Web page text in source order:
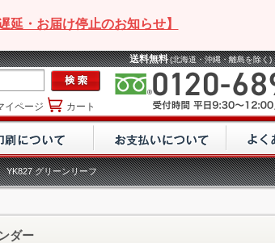
延・お届け停止のお知らせ】
送料無料 (北海道・沖縄・離島を除く)
イページ カート
YK827 グリーンリーフ
ダー